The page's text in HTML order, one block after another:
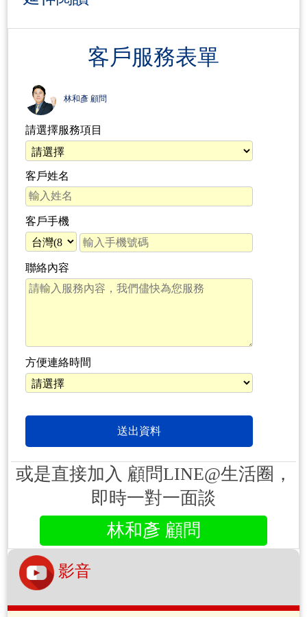
客戶服務表單
林和彥 顧問
請選擇服務項目
客戶姓名
客戶手機
聯絡內容
方便連絡時間
或是直接加入 顧問LINE@生活圈，
即時一對一面談
林和彥 顧問
影音